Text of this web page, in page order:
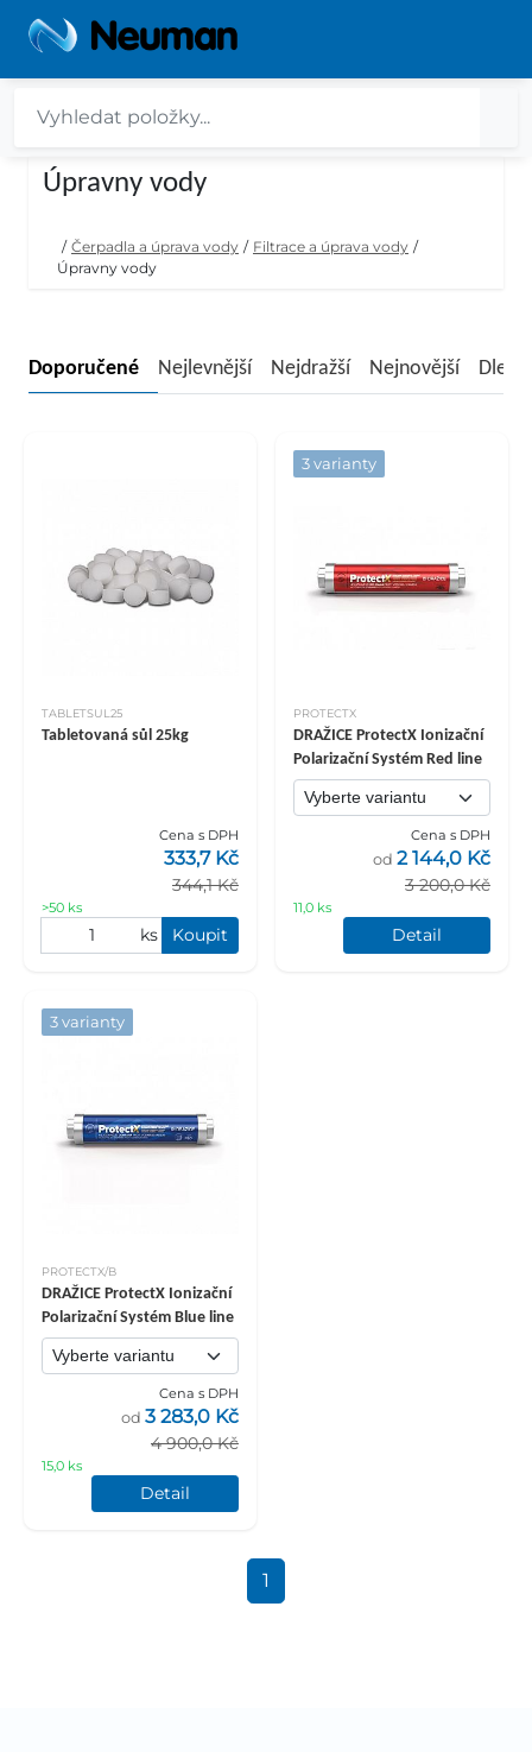
Úpravny vody
/ Čerpadla a úprava vody / Filtrace a úprava vody /
Úpravny vody
Doporučené Nejlevnější Nejdražší Nejnovější Dle
TABLETSUL25
Tabletovaná sůl 25kg
Cena s DPH
344,1 Kč
333,7 Kč
>50 ks
ks Koupit
3 varianty
PROTECTX
DRAŽICE ProtectX Ionizační
Polarizační Systém Red line
Cena s DPH
3 200,0 Kč
od 2 144,0 Kč
11,0 ks
Detail
3 varianty
PROTECTX/B
DRAŽICE ProtectX Ionizační
Polarizační Systém Blue line
Cena s DPH
4 900,0 Kč
od 3 283,0 Kč
15,0 ks
Detail
1